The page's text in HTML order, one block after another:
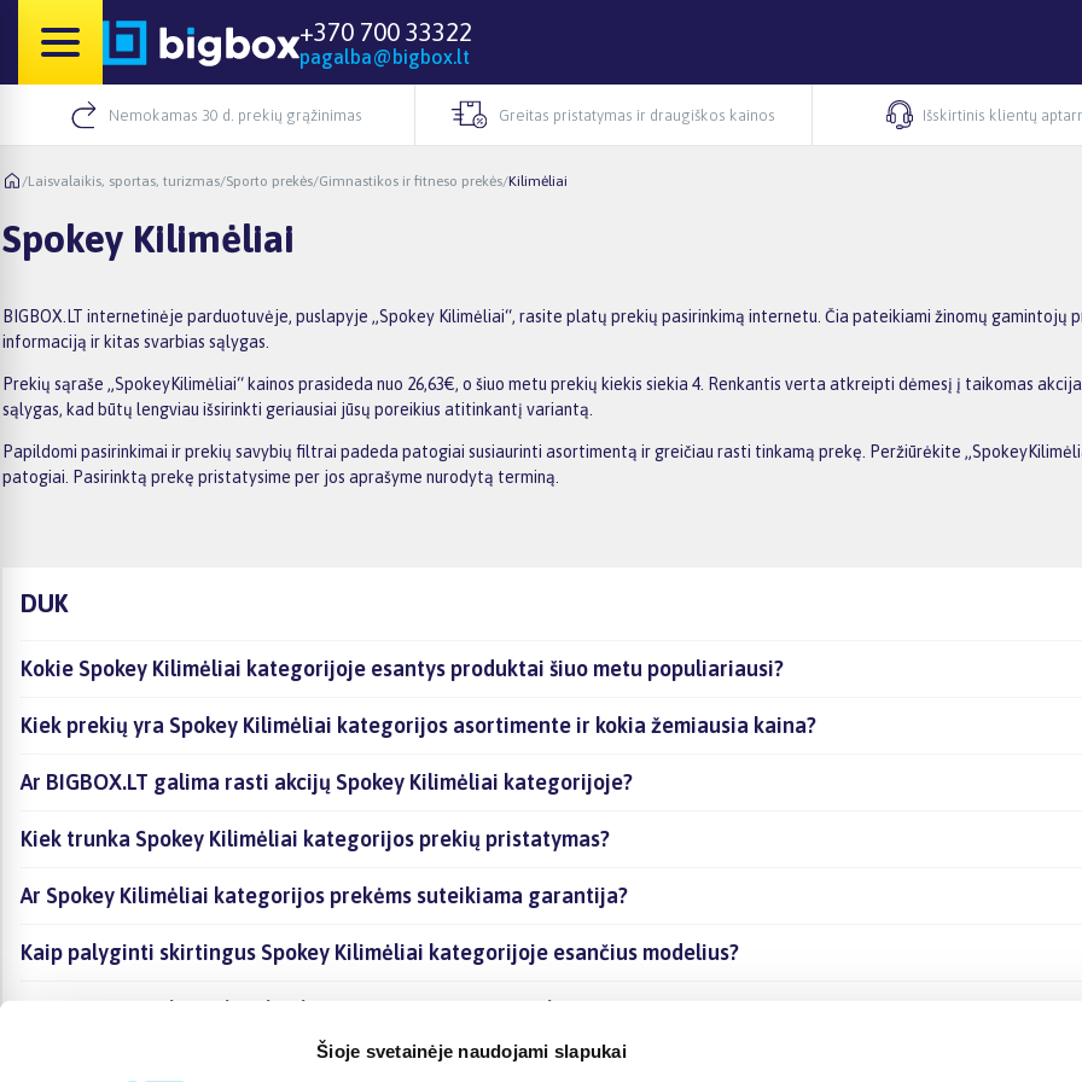
Šioje svetainėje naudojami slapukai
+370 700 33322
pagalba@bigbox.lt
Nemokamas 30 d. prekių grąžinimas Greitas pristatymas ir draugiškos kainos Išskirtinis klientų
/Laisvalaikis, sportas, turizmas/Sporto prekės/Gimnastikos ir fitneso prekės/Kilimėliai
Spokey Kilimėliai
BIGBOX.LT internetinėje parduotuvėje, puslapyje „Spokey Kilimėliai“, rasite platų prekių pasirinkimą internetu. Čia pateikiami žinomų
informaciją ir kitas svarbias sąlygas.
Prekių sąraše „SpokeyKilimėliai“ kainos prasideda nuo 26,63€, o šiuo metu prekių kiekis siekia 4. Renkantis verta atkreipti dėmesį į taikomas
sąlygas, kad būtų lengviau išsirinkti geriausiai jūsų poreikius atitinkantį variantą.
Papildomi pasirinkimai ir prekių savybių filtrai padeda patogiai susiaurinti asortimentą ir greičiau rasti tinkamą prekę. Peržiūrėkite
patogiai. Pasirinktą prekę pristatysime per jos aprašyme nurodytą terminą.
DUK
Kokie Spokey Kilimėliai kategorijoje esantys produktai šiuo metu populiariausi?
Kiek prekių yra Spokey Kilimėliai kategorijos asortimente ir kokia žemiausia kaina?
Ar BIGBOX.LT galima rasti akcijų Spokey Kilimėliai kategorijoje?
Kiek trunka Spokey Kilimėliai kategorijos prekių pristatymas?
Ar Spokey Kilimėliai kategorijos prekėms suteikiama garantija?
Kaip palyginti skirtingus Spokey Kilimėliai kategorijoje esančius modelius?
Kaip įsigyti Spokey Kilimėliai kategorijoje esančias prekes internetu?